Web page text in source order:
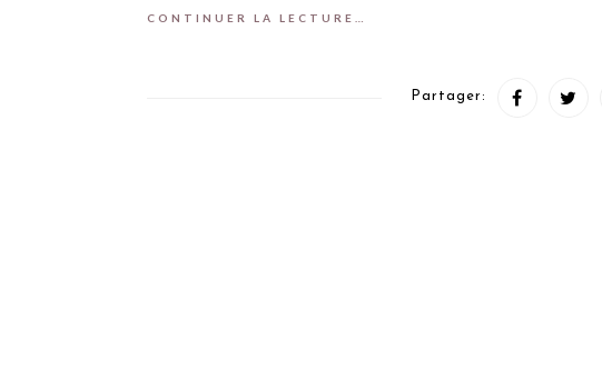
CONTINUER LA LECTURE…
Partager: